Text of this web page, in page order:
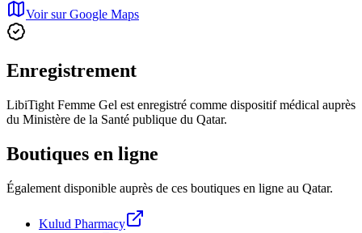
Voir sur Google Maps
Enregistrement
LibiTight Femme Gel est enregistré comme dispositif médical auprès
du Ministère de la Santé publique du Qatar.
Boutiques en ligne
Également disponible auprès de ces boutiques en ligne au Qatar.
Kulud Pharmacy